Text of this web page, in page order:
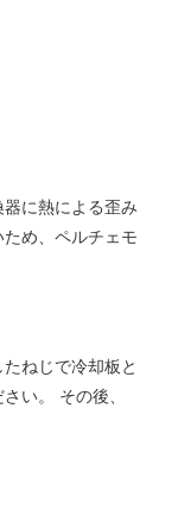
に熱による歪み
め、ペルチェモ
ねじで冷却板と
い。 その後、